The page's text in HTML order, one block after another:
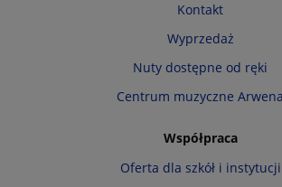
Kontakt
Wyprzedaż
Nuty dostępne od ręki
Centrum muzyczne Arwena
Współpraca
Oferta dla szkół i instytucji